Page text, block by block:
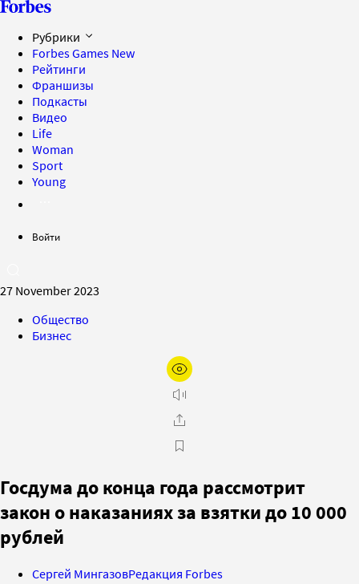
Рубрики
Forbes Games New
Рейтинги
Франшизы
Подкасты
Видео
Life
Woman
Sport
Young
Войти
27 November 2023
Общество
Бизнес
Госдума до конца года рассмотрит
закон о наказаниях за взятки до 10 000
рублей
Сергей МингазовРедакция Forbes